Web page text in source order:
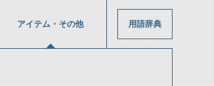
アイテム・その他 用語辞典